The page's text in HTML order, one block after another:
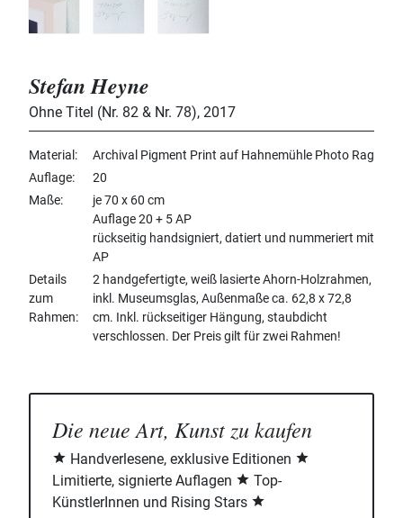
Stefan Heyne
Ohne Titel (Nr. 82 & Nr. 78), 2017
Material
Archival Pigment Print auf Hahnemühle Photo Rag
Auflage
20
Maße
je 70 x 60 cm
Auflage 20 + 5 AP
rückseitig handsigniert, datiert und nummeriert mit
AP
Details
zum
Rahmen
2 handgefertigte, weiß lasierte Ahorn-Holzrahmen,
inkl. Museumsglas, Außenmaße ca. 62,8 x 72,8
cm. Inkl. rückseitiger Hängung, staubdicht
verschlossen. Der Preis gilt für zwei Rahmen!
Die neue Art, Kunst zu kaufen
Handverlesene, exklusive Editionen
Limitierte, signierte Auflagen
Top-
KünstlerInnen und Rising Stars